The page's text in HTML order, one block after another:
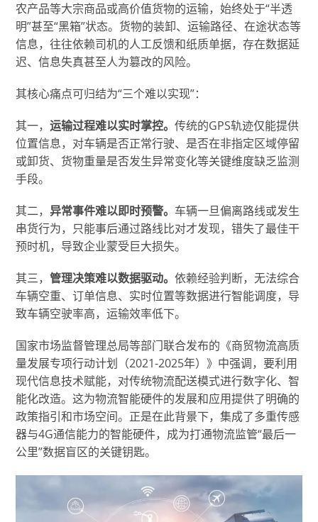
农产品等大宗商品或高价值货物的运输，始终处于“半透
明”甚至“黑箱”状态。货物的装卸、运输路径、在途状态等
信息，往往依赖司机的人工反馈和纸质单据，存在数据延
迟、信息失真甚至人为篡改的风险。
其核心痛点可归结为“三个难以实现”：
其一，运输过程难以实时掌控。传统的GPS轨迹仅能提供
位置信息，对车辆是否正常行驶、是否在非指定区域停留
或卸货、货物重量是否发生异常变化等关键维度缺乏监测
手段。
其二，异常事件难以即时预警。 车辆一旦偏离路线或发生
串货行为，只能事后通过路线比对才发现，错失了最佳干
预时机，导致企业蒙受巨大损失。
其三，管理决策难以数据驱动。依赖经验判断，无法综合
车辆空重、订单信息、实时位置等数据进行智能调度，导
致车辆空驶率高，运输效率低下。
国家市场监督管理总局等部门联合发布的《商贸物流高质
量发展专项行动计划（2021-2025年）》中强调，要利用
现代信息技术赋能，对传统物流配送模式进行数字化、智
能化改造。这为物流智能硬件的发展和应用提供了明确的
政策指引和市场空间。正是在此背景下，集成了多重传感
器与4G通信能力的智能硬件，成为打通物流监管“最后一
公里”数据盲区的关键钥匙。